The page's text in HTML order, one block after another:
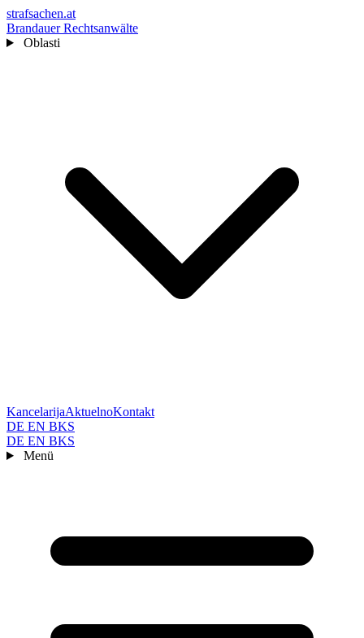
strafsachen.at
Brandauer Rechtsanwälte
Oblasti
KancelarijaAktuelnoKontakt
DE EN BKS
DE EN BKS
Menü